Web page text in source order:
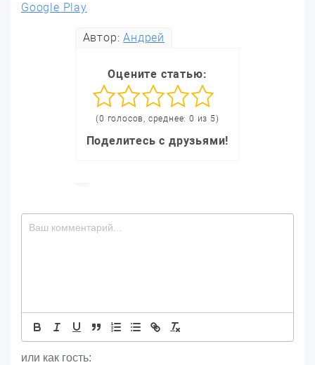
Google Play
Автор:Андрей
Оцените статью:
(0 голосов, среднее: 0 из 5)
Поделитесь с друзьями!
или как гость: